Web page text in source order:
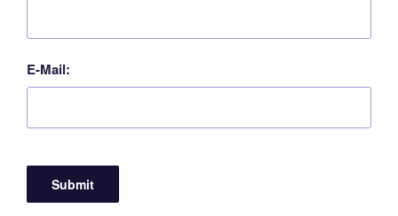
E-Mail: